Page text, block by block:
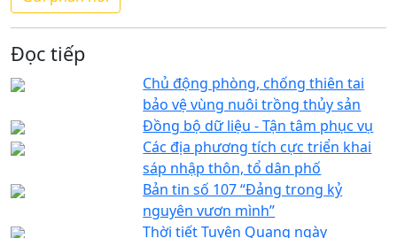
Đọc tiếp
Chủ động phòng, chống thiên tai
bảo vệ vùng nuôi trồng thủy sản
Đồng bộ dữ liệu - Tận tâm phục vụ
Các địa phương tích cực triển khai
sáp nhập thôn, tổ dân phố
Bản tin số 107 “Đảng trong kỷ
nguyên vươn mình”
Thời tiết Tuyên Quang ngày